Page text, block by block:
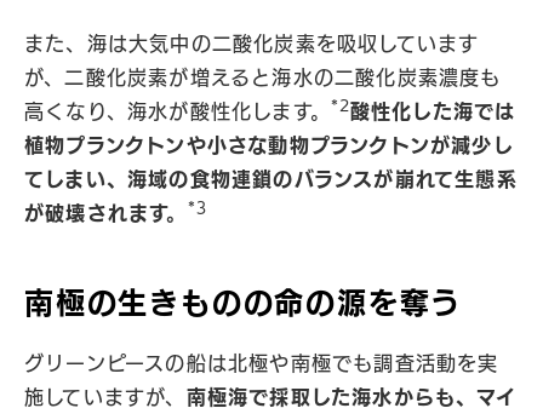
また、海は大気中の二酸化炭素を吸収しています
が、二酸化炭素が増えると海水の二酸化炭素濃度も
高くなり、海水が酸性化します。
*2酸性化した海では
植物プランクトンや小さな動物プランクトンが減少し
てしまい、海域の食物連鎖のバランスが崩れて生態系
が破壊されます。
*3
南極の生きものの命の源を奪う
グリーンピースの船は北極や南極でも調査活動を実
施していますが、 南極海で採取した海水からも、マイ